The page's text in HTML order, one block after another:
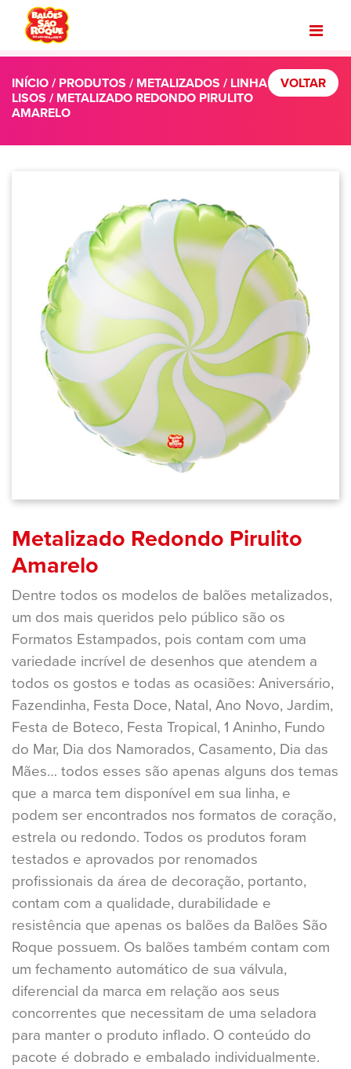
INÍCIO/PRODUTOS / METALIZADOS / LINHA
LISOS / METALIZADO REDONDO PIRULITO
AMARELO
VOLTAR
Metalizado Redondo Pirulito
Amarelo
Dentre todos os modelos de balões metalizados,
um dos mais queridos pelo público são os
Formatos Estampados, pois contam com uma
variedade incrível de desenhos que atendem a
todos os gostos e todas as ocasiões: Aniversário,
Fazendinha, Festa Doce, Natal, Ano Novo, Jardim,
Festa de Boteco, Festa Tropical, 1 Aninho, Fundo
do Mar, Dia dos Namorados, Casamento, Dia das
Mães… todos esses são apenas alguns dos temas
que a marca tem disponível em sua linha, e
podem ser encontrados nos formatos de coração,
estrela ou redondo. Todos os produtos foram
testados e aprovados por renomados
profissionais da área de decoração, portanto,
contam com a qualidade, durabilidade e
resistência que apenas os balões da Balões São
Roque possuem. Os balões também contam com
um fechamento automático de sua válvula,
diferencial da marca em relação aos seus
concorrentes que necessitam de uma seladora
para manter o produto inflado. O conteúdo do
pacote é dobrado e embalado individualmente.